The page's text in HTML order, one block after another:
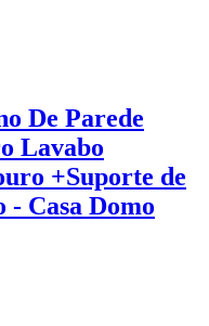
De Parede
Lavabo
+Suporte de
- Casa Domo